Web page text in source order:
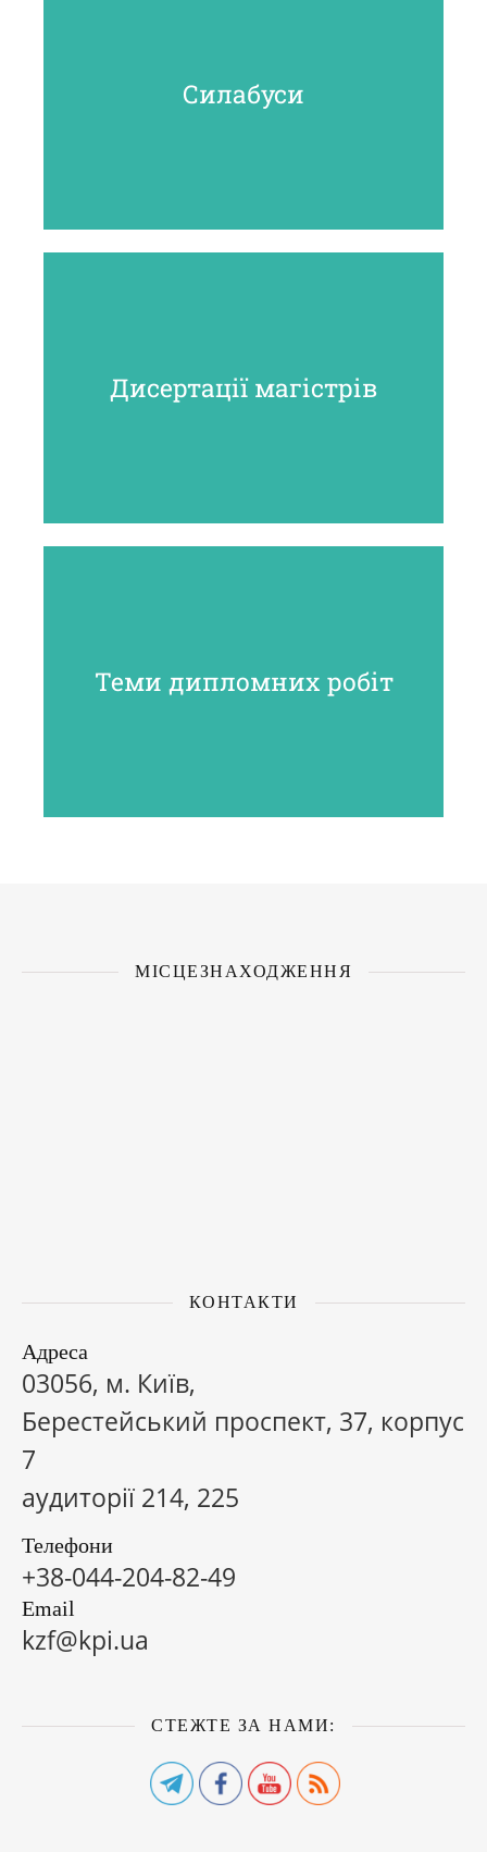
Силабуси
Дисертації магістрів
Теми дипломних робіт
МІСЦЕЗНАХОДЖЕННЯ
КОНТАКТИ
Адреса
03056, м. Київ,
Берестейський проспект, 37, корпус
7
аудиторії 214, 225
Телефони
+38-044-204-82-49
Email
kzf@kpi.ua
СТЕЖТЕ ЗА НАМИ: